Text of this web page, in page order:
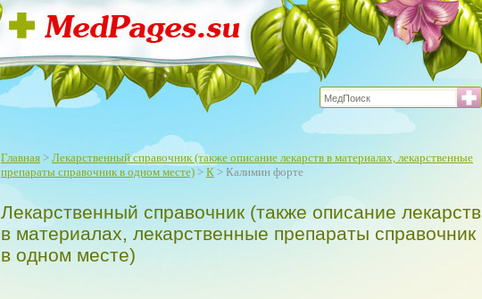
Главная > Лекарственный справочник (также описание лекарств в материалах, лекарственные
препараты справочник в одном месте) > К > Калимин форте
Лекарственный справочник (также описание лекарств
в материалах, лекарственные препараты справочник
в одном месте)